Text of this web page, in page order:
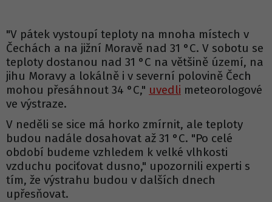
"V pátek vystoupí teploty na mnoha místech v
Čechách a na jižní Moravě nad 31 °C. V sobotu se
teploty dostanou nad 31 °C na většině území, na
jihu Moravy a lokálně i v severní polovině Čech
mohou přesáhnout 34 °C," uvedli meteorologové
ve výstraze.
V neděli se sice má horko zmírnit, ale teploty
budou nadále dosahovat až 31 °C. "Po celé
období budeme vzhledem k velké vlhkosti
vzduchu pociťovat dusno," upozornili experti s
tím, že výstrahu budou v dalších dnech
upřesňovat.